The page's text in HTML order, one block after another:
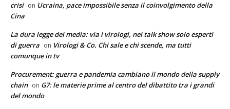
crisi on Ucraina, pace impossibile senza il coinvolgimento della
Cina
La dura legge dei media: via i virologi, nei talk show solo esperti
di guerra on Virologi & Co. Chi sale e chi scende, ma tutti
comunque in tv
Procurement: guerra e pandemia cambiano il mondo della supply
chain on G7: le materie prime al centro del dibattito tra i grandi
del mondo